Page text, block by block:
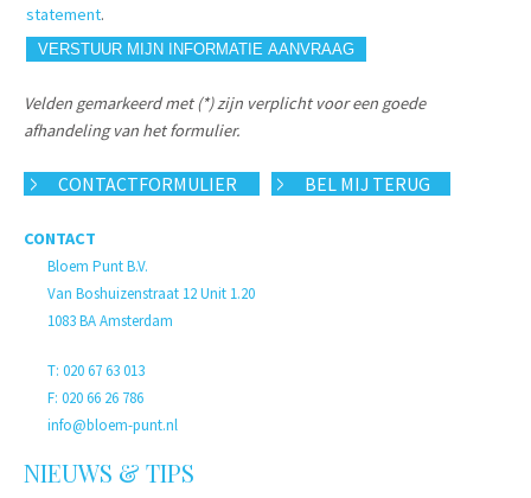
statement.
Velden gemarkeerd met (*) zijn verplicht voor een goede
afhandeling van het formulier.
CONTACTFORMULIER BEL MIJ TERUG
CONTACT
Bloem Punt B.V.
Van Boshuizenstraat 12 Unit 1.20
1083 BA Amsterdam
T: 020 67 63 013
F: 020 66 26 786
info@bloem-punt.nl
NIEUWS & TIPS